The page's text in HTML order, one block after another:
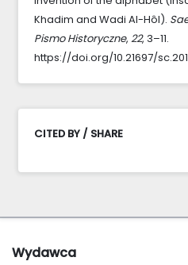
Khadim and Wadi Al-Hôl).
Pismo Historyczne, 22, 3–11.
https://doi.org/10.21697/
CITED BY / SHARE
Wydawca